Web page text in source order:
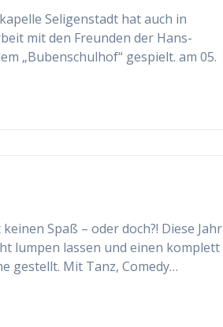
Seligenstadt hat auch in
mit den Freunden der Hans-
„Bubenschulhof“ gespielt. am 05.
Spaß – oder doch?! Diese Jahr
lumpen lassen und einen komplett
gestellt. Mit Tanz, Comedy…